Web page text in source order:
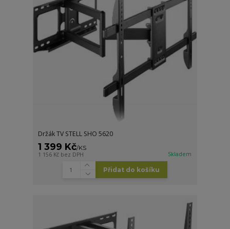
Držák TV STELL SHO 5620
1 399 Kč/KS
1 156 Kč bez DPH Skladem
Přidat do košíku